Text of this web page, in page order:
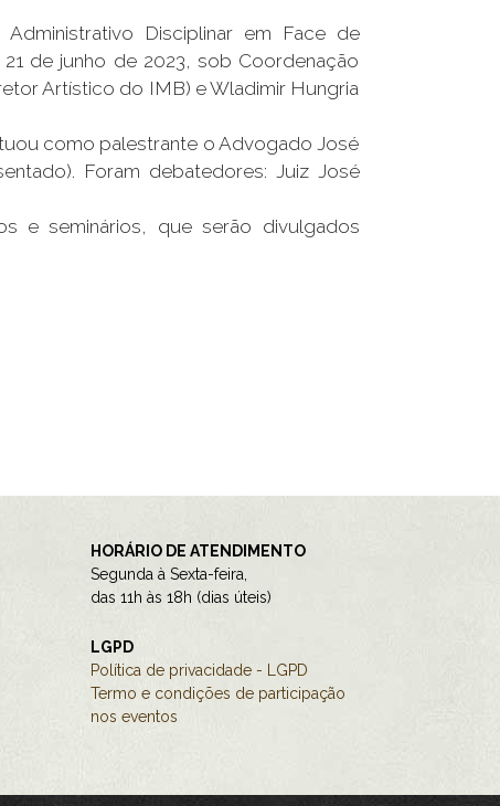
Disciplinar em Face de
de junho de 2023, sob Coordenação
Artístico do IMB) e Wladimir Hungria
como palestrante o Advogado José
Foram debatedores: Juiz José
e seminários, que serão divulgados
HORÁRIO DE ATENDIMENTO
Segunda à Sexta-feira,
das 11h às 18h (dias úteis)
LGPD
Política de privacidade - LGPD
Termo e condições de participação
nos eventos